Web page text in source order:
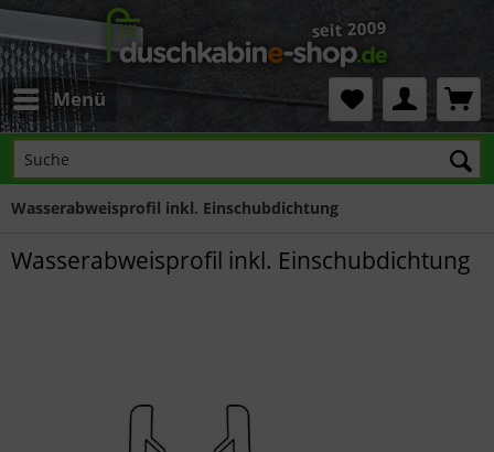
Menü
Wasserabweisprofil inkl. Einschubdichtung
Wasserabweisprofil inkl. Einschubdichtung